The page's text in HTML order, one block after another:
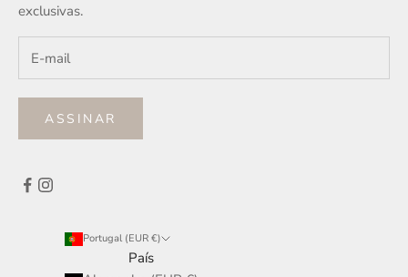
exclusivas.
ASSINAR
Portugal (EUR €)
País